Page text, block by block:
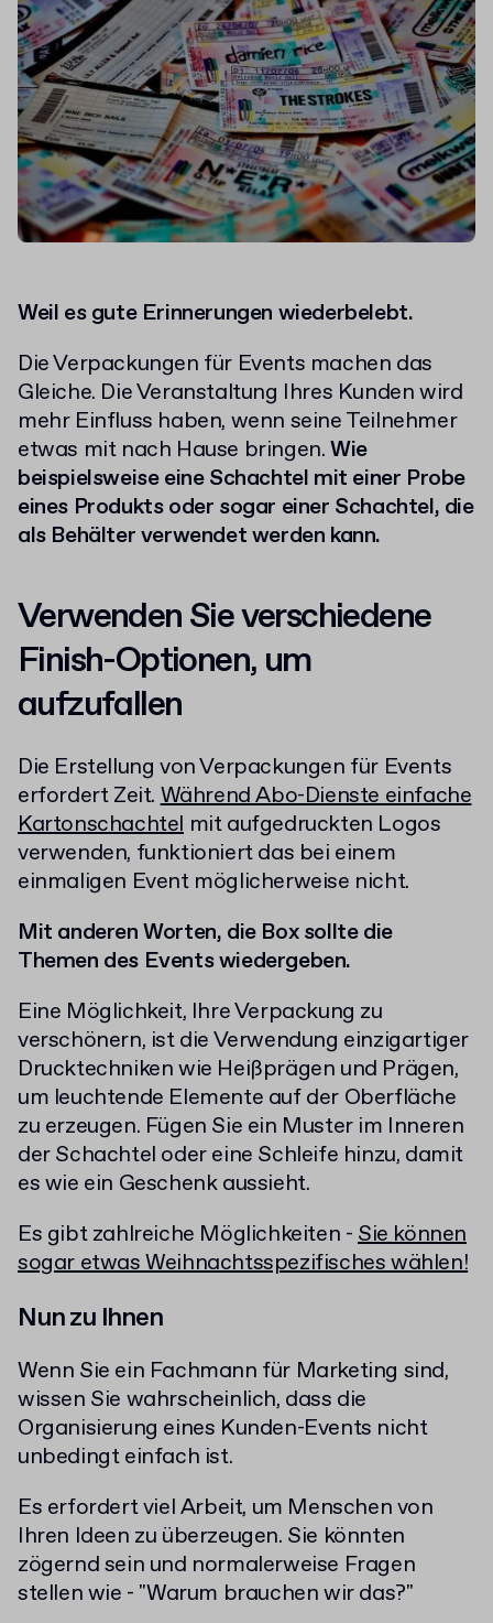
Weil es gute Erinnerungen wiederbelebt.
Die Verpackungen für Events machen das
Gleiche. Die Veranstaltung Ihres Kunden wird
mehr Einfluss haben, wenn seine Teilnehmer
etwas mit nach Hause bringen.Wie
beispielsweise eine Schachtel mit einer Probe
eines Produkts oder sogar einer Schachtel, die
als Behälter verwendet werden kann.
Verwenden Sie verschiedene
Finish-Optionen, um
aufzufallen
Die Erstellung von Verpackungen für Events
erfordert Zeit.Während Abo-Dienste einfache
Kartonschachtel mit aufgedruckten Logos
verwenden, funktioniert das bei einem
einmaligen Event möglicherweise nicht.
Mit anderen Worten, die Box sollte die
Themen des Events wiedergeben.
Eine Möglichkeit, Ihre Verpackung zu
verschönern, ist die Verwendung einzigartiger
Drucktechniken wie Heißprägen und Prägen,
um leuchtende Elemente auf der Oberfläche
zu erzeugen. Fügen Sie ein Muster im Inneren
der Schachtel oder eine Schleife hinzu, damit
es wie ein Geschenk aussieht.
Es gibt zahlreiche Möglichkeiten -Sie können
sogar etwas Weihnachtsspezifisches wählen!
Nun zu Ihnen
Wenn Sie ein Fachmann für Marketing sind,
wissen Sie wahrscheinlich, dass die
Organisierung eines Kunden-Events nicht
unbedingt einfach ist.
Es erfordert viel Arbeit, um Menschen von
Ihren Ideen zu überzeugen. Sie könnten
zögernd sein und normalerweise Fragen
stellen wie - "Warum brauchen wir das?"